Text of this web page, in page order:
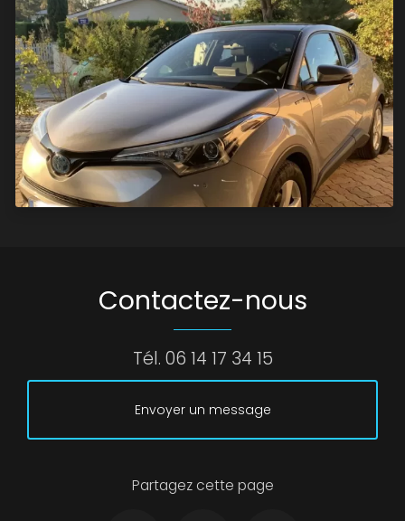
Contactez-nous
Tél. 06 14 17 34 15
Envoyer un message
Partagez cette page